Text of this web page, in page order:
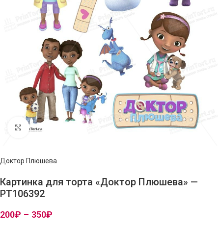
Нажмите, чтобы увеличить изображение
Доктор Плюшева
Картинка для торта «Доктор Плюшева» —
PT106392
200₽ – 350₽